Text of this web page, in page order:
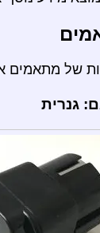
של מתאמים
גנרית